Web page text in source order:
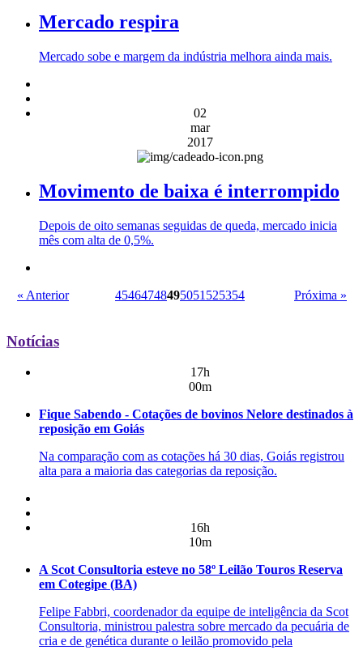
Mercado respira
Mercado sobe e margem da indústria melhora ainda mais.
02
mar
2017
Movimento de baixa é interrompido
Depois de oito semanas seguidas de queda, mercado inicia
mês com alta de 0,5%.
« Anterior 45464748495051 525354 Próxima »
Notícias
17h
00m
Fique Sabendo - Cotações de bovinos Nelore destinados à
reposição em Goiás
Na comparação com as cotações há 30 dias, Goiás registrou
alta para a maioria das categorias da reposição.
16h
10m
A Scot Consultoria esteve no 58º Leilão Touros Reserva
em Cotegipe (BA)
Felipe Fabbri, coordenador da equipe de inteligência da Scot
Consultoria, ministrou palestra sobre mercado da pecuária de
cria e de genética durante o leilão promovido pela